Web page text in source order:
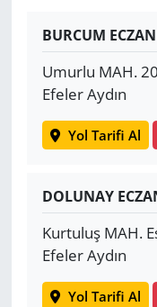
BURCUM
Umurlu MAH.
Efeler Aydın
Yol Tarifi Al
DOLUNAY
Kurtuluş MAH.
Efeler Aydın
Yol Tarifi Al
Yerel